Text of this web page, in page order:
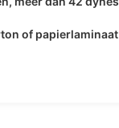
of papierlaminaat